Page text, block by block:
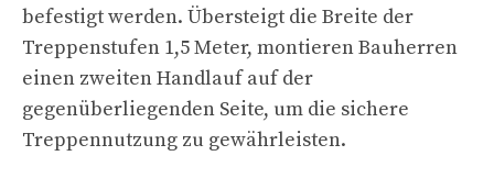
befestigt werden. Übersteigt die Breite der
Treppenstufen 1,5 Meter, montieren Bauherren
einen zweiten Handlauf auf der
gegenüberliegenden Seite, um die sichere
Treppennutzung zu gewährleisten.